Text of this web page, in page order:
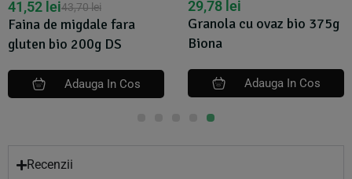
Granola cu ovaz bio 375g
Biona
29,78 lei
Adauga In Cos
Nuci braziliene 1kg Big
Nature
106,17lei
Recenzii